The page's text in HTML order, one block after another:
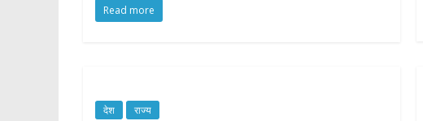
Read more
देश राज्य